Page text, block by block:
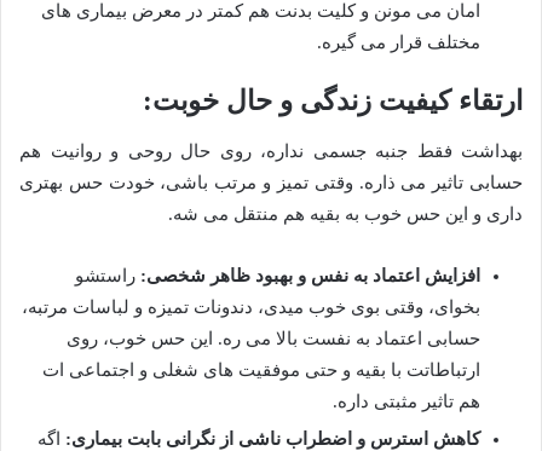
امان می مونن و کلیت بدنت هم کمتر در معرض بیماری های
مختلف قرار می گیره.
ارتقاء کیفیت زندگی و حال خوبت:
بهداشت فقط جنبه جسمی نداره، روی حال روحی و روانیت هم
حسابی تاثیر می ذاره. وقتی تمیز و مرتب باشی، خودت حس بهتری
داری و این حس خوب به بقیه هم منتقل می شه.
افزایش اعتماد به نفس و بهبود ظاهر شخصی: راستشو
بخوای، وقتی بوی خوب میدی، دندونات تمیزه و لباسات مرتبه،
حسابی اعتماد به نفست بالا می ره. این حس خوب، روی
ارتباطاتت با بقیه و حتی موفقیت های شغلی و اجتماعی ات
هم تاثیر مثبتی داره.
کاهش استرس و اضطراب ناشی از نگرانی بابت بیماری: اگه